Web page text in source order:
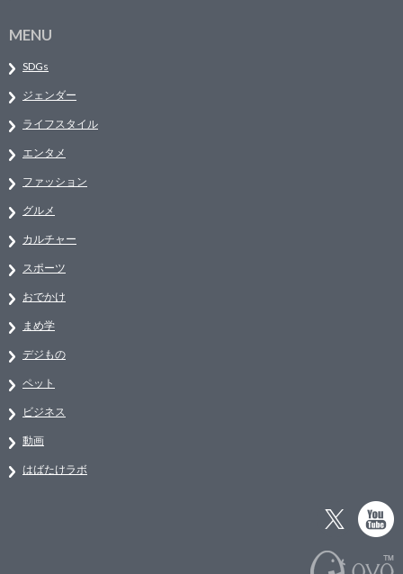
MENU
SDGs
ジェンダー
ライフスタイル
エンタメ
ファッション
グルメ
カルチャー
スポーツ
おでかけ
まめ学
デジもの
ペット
ビジネス
動画
はばたけラボ